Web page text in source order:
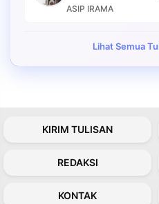
ASIP IRAMA
Lihat Semua
KIRIM TULISAN
REDAKSI
KONTAK